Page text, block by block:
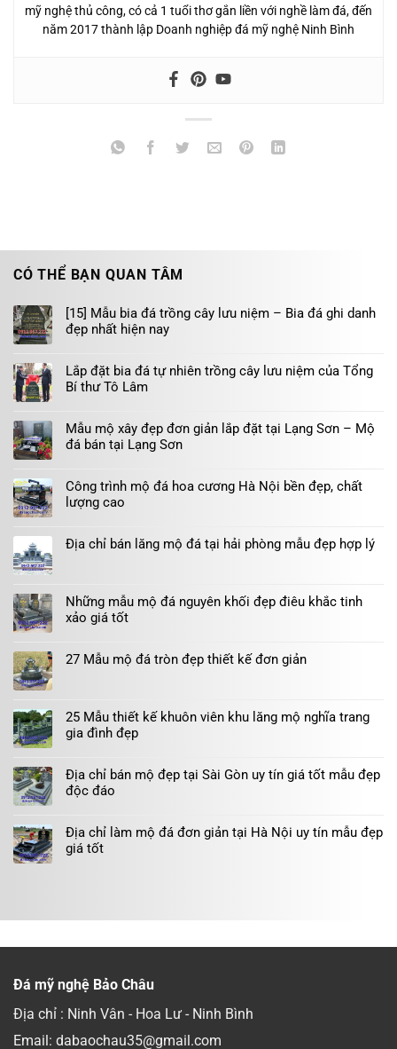
mỹ nghệ thủ công, có cả 1 tuổi thơ gắn liền với nghề làm đá, đến
năm 2017 thành lập Doanh nghiệp đá mỹ nghệ Ninh Bình
CÓ THỂ BẠN QUAN TÂM
[15] Mẫu bia đá trồng cây lưu niệm – Bia đá ghi danh
đẹp nhất hiện nay
Lắp đặt bia đá tự nhiên trồng cây lưu niệm của Tổng
Bí thư Tô Lâm
Mẫu mộ xây đẹp đơn giản lắp đặt tại Lạng Sơn – Mộ
đá bán tại Lạng Sơn
Công trình mộ đá hoa cương Hà Nội bền đẹp, chất
lượng cao
Địa chỉ bán lăng mộ đá tại hải phòng mẫu đẹp hợp lý
Những mẫu mộ đá nguyên khối đẹp điêu khắc tinh
xảo giá tốt
27 Mẫu mộ đá tròn đẹp thiết kế đơn giản
25 Mẫu thiết kế khuôn viên khu lăng mộ nghĩa trang
gia đình đẹp
Địa chỉ bán mộ đẹp tại Sài Gòn uy tín giá tốt mẫu đẹp
độc đáo
Địa chỉ làm mộ đá đơn giản tại Hà Nội uy tín mẫu đẹp
giá tốt
Đá mỹ nghệ Bảo Châu
Địa chỉ : Ninh Vân - Hoa Lư - Ninh Bình
Email: dabaochau35@gmail.com